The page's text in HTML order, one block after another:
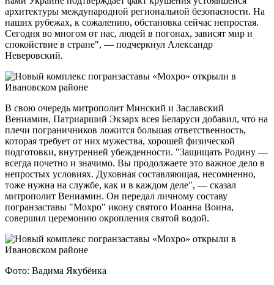
архитектуры международной региональной безопасности. На
наших рубежах, к сожалению, обстановка сейчас непростая.
Сегодня во многом от нас, людей в погонах, зависят мир и
спокойствие в стране", — подчеркнул Александр
Неверовский.
В свою очередь митрополит Минский и Заславский
Вениамин, Патриарший Экзарх всея Беларуси добавил, что на
плечи пограничников ложится большая ответственность,
которая требует от них мужества, хорошей физической
подготовки, внутренней убежденности. "Защищать Родину —
всегда почетно и значимо. Вы продолжаете это важное дело в
непростых условиях. Духовная составляющая, несомненно,
тоже нужна на службе, как и в каждом деле", — сказал
митрополит Вениамин. Он передал личному составу
погранзаставы "Мохро" икону святого Иоанна Воина,
совершил церемонию окропления святой водой.
Фото: Вадима Якубёнка